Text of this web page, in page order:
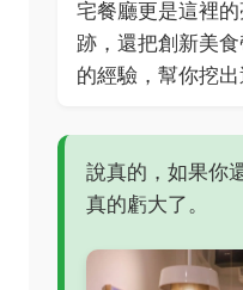
宅餐廳更是這裡
跡，還把創新美
的經驗，幫你挖出
說真的，如果你
真的虧大了。